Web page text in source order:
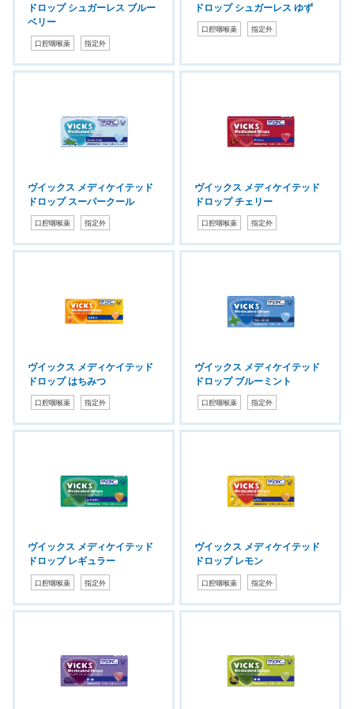
ドロップ シュガーレス ブルー
ベリー
口腔咽喉薬 指定外
ドロップ シュガーレス ゆず
口腔咽喉薬 指定外
ヴイックス メディケイテッド
ドロップ スーパークール
口腔咽喉薬 指定外
ヴイックス メディケイテッド
ドロップ チェリー
口腔咽喉薬 指定外
ヴイックス メディケイテッド
ドロップ はちみつ
口腔咽喉薬 指定外
ヴイックス メディケイテッド
ドロップ ブルーミント
口腔咽喉薬 指定外
ヴイックス メディケイテッド
ドロップ レギュラー
口腔咽喉薬 指定外
ヴイックス メディケイテッド
ドロップ レモン
口腔咽喉薬 指定外